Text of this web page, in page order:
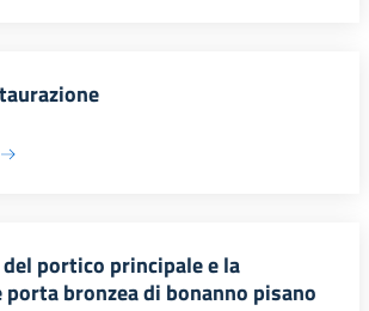
portico principale e la
bronzea di bonanno pisano